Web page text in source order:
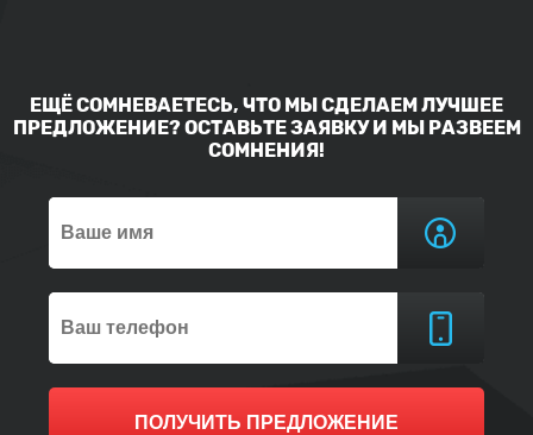
ЕЩЁ СОМНЕВАЕТЕСЬ, ЧТО МЫ СДЕЛАЕМ ЛУЧШЕЕ
ПРЕДЛОЖЕНИЕ? ОСТАВЬТЕ ЗАЯВКУ И МЫ РАЗВЕЕМ
СОМНЕНИЯ!
ПОЛУЧИТЬ ПРЕДЛОЖЕНИЕ